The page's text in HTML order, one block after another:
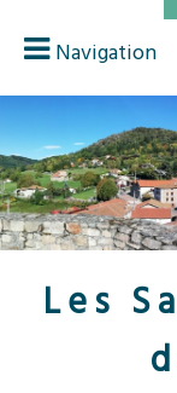
Navigation
Les